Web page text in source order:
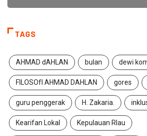
TAGS
AHMAD dAHLAN bulan dewi
FILOSOfI AHMAD DAHLAN gores
guru penggerak H. Zakaria.
Kearifan Lokal Kepulauan RIau